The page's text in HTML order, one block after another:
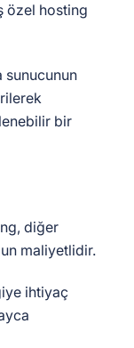
özel hosting
sunucunun
bir
diğer
maliyetlidir.
ihtiyaç